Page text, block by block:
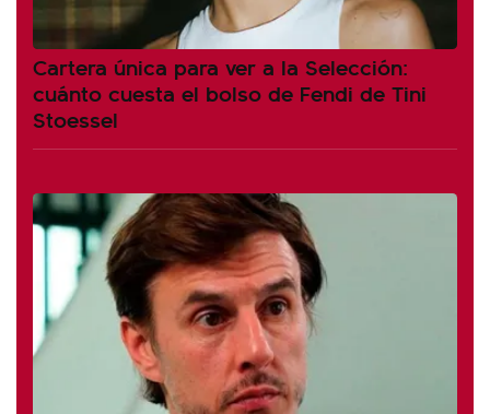
Cartera única para ver a la Selección:
cuánto cuesta el bolso de Fendi de Tini
Stoessel